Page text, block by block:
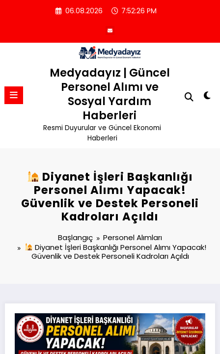
06.08.2026 7:52:26 PM
Medyadayız | Güncel
Personel Alımı ve
Sosyal Yardım
Haberleri
Resmi Duyurular ve Güncel Ekonomi
Haberleri
Diyanet İşleri Başkanlığı
Personel Alımı Yapacak!
Güvenlik ve Destek Personeli
Kadroları Açıldı
Başlangıç
Personel Alımları
Diyanet İşleri Başkanlığı Personel Alımı Yapacak!
Güvenlik ve Destek Personeli Kadroları Açıldı